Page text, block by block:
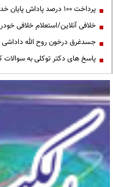
پرداخت ۱۰۰ درصد پاداش پایان خدمت فرهنگیان
خلافی آنلاین/استعلام خلافی
جسدغرق درخون روح الله
پاسخ های دکتر توکلی به سوالات